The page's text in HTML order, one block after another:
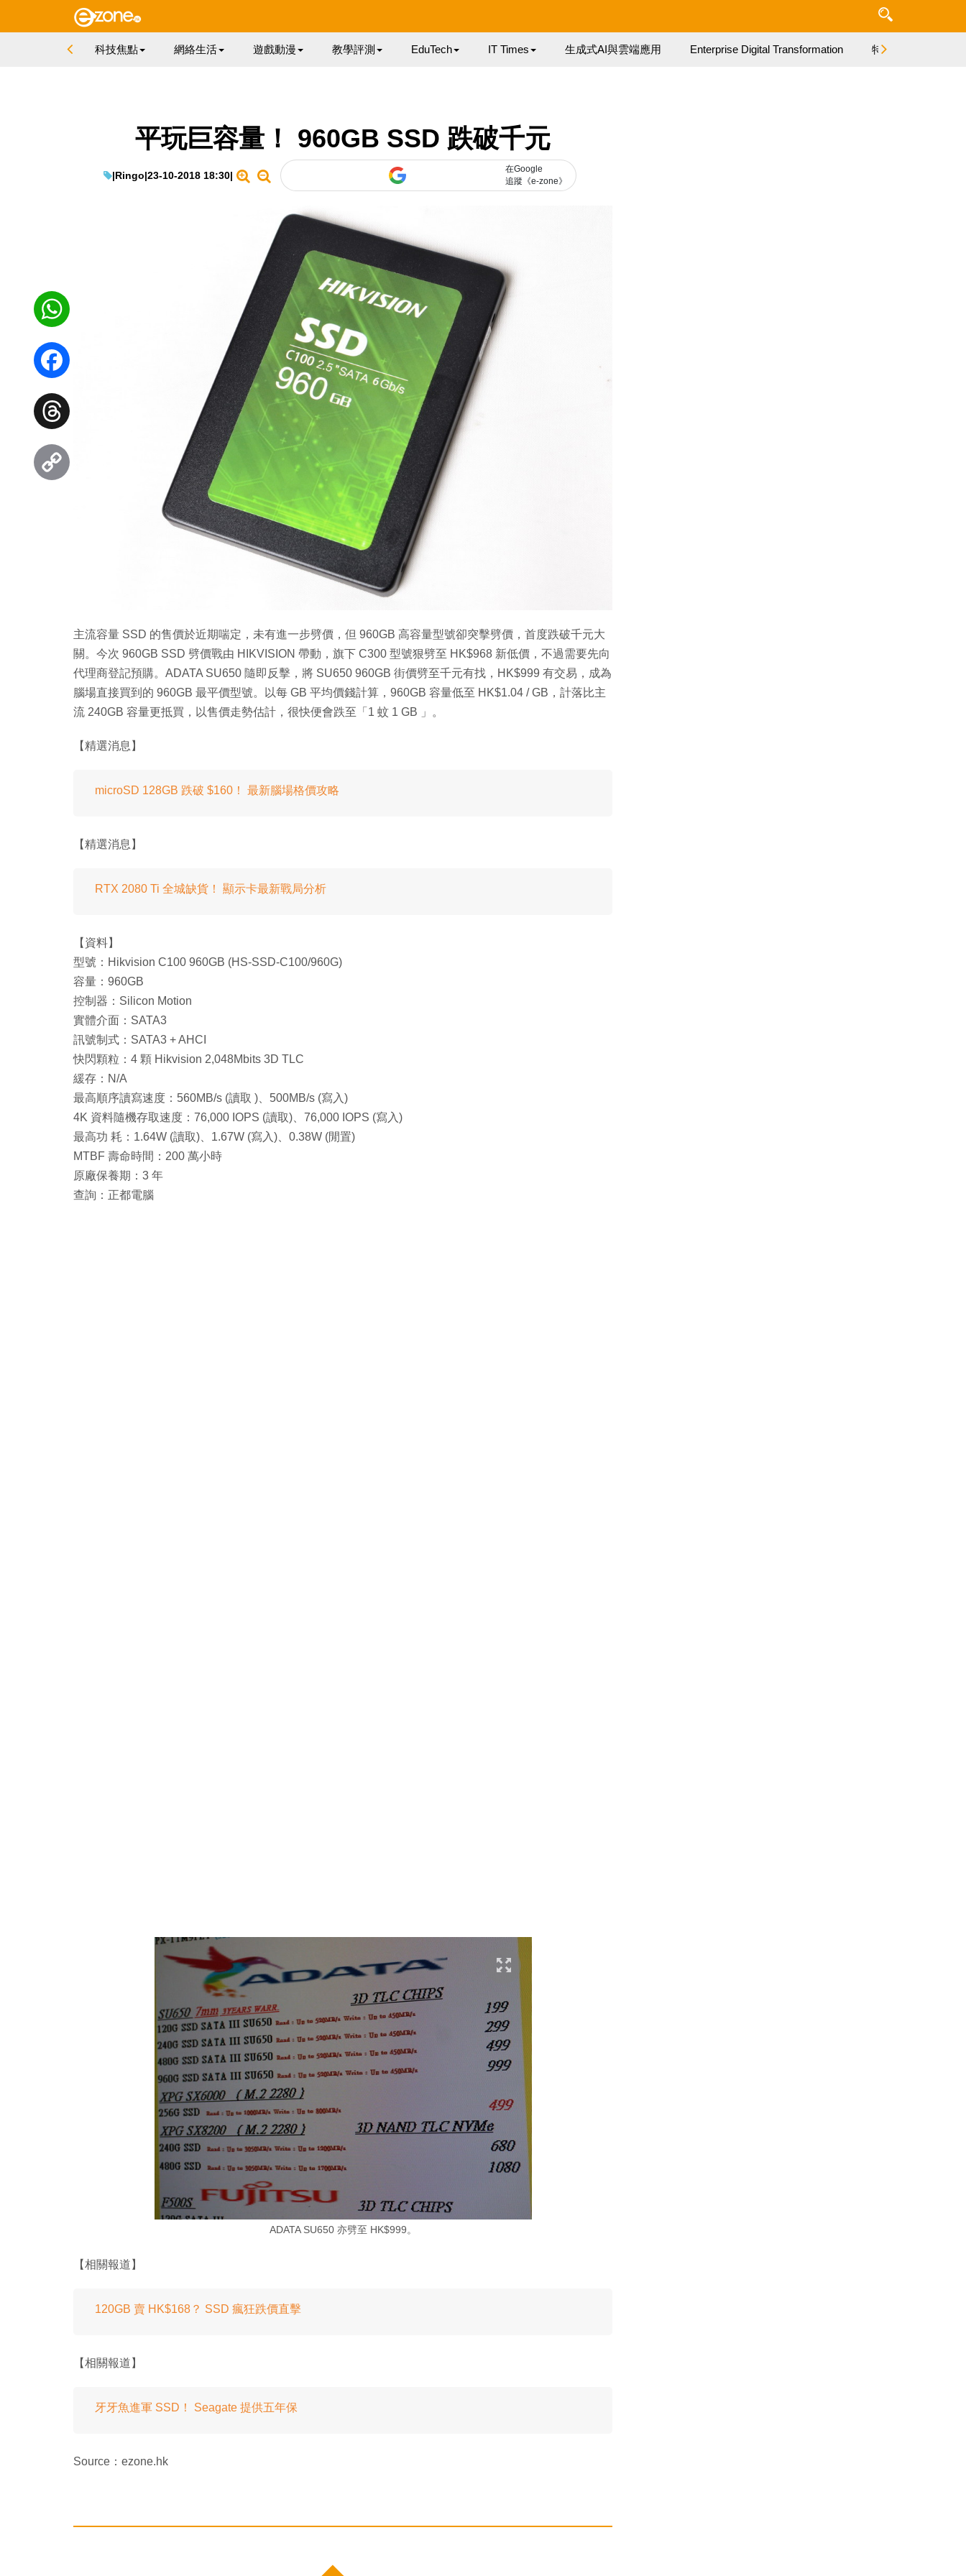
科技焦點 網絡生活 遊戲動漫 教學評測 EduTech IT Times 生成式AI與雲端應用 Enterprise Digital Transformation 特集
平玩巨容量！ 960GB SSD 跌破千元
|Ringo|23-10-2018 18:30|
在Google
追蹤《e-zone》
主流容量 SSD 的售價於近期喘定，未有進一步劈價，但 960GB 高容量型號卻突擊劈價，首度跌破千元大
關。今次 960GB SSD 劈價戰由 HIKVISION 帶動，旗下 C300 型號狠劈至 HK$968 新低價，不過需要先向
代理商登記預購。ADATA SU650 隨即反擊，將 SU650 960GB 街價劈至千元有找，HK$999 有交易，成為
腦場直接買到的 960GB 最平價型號。以每 GB 平均價錢計算，960GB 容量低至 HK$1.04 / GB，計落比主
流 240GB 容量更抵買，以售價走勢估計，很快便會跌至「1 蚊 1 GB 」。
【精選消息】
microSD 128GB 跌破 $160！ 最新腦場格價攻略
【精選消息】
RTX 2080 Ti 全城缺貨！ 顯示卡最新戰局分析
【資料】
型號：Hikvision C100 960GB (HS-SSD-C100/960G)
容量：960GB
控制器：Silicon Motion
實體介面：SATA3
訊號制式：SATA3 + AHCI
快閃顆粒：4 顆 Hikvision 2,048Mbits 3D TLC
緩存：N/A
最高順序讀寫速度：560MB/s (讀取 )、500MB/s (寫入)
4K 資料隨機存取速度：76,000 IOPS (讀取)、76,000 IOPS (寫入)
最高功 耗：1.64W (讀取)、1.67W (寫入)、0.38W (閒置)
MTBF 壽命時間：200 萬小時
原廠保養期：3 年
查詢：正都電腦
ADATA SU650 亦劈至 HK$999。
【相關報道】
120GB 賣 HK$168？ SSD 瘋狂跌價直擊
【相關報道】
牙牙魚進軍 SSD！ Seagate 提供五年保
Source：ezone.hk
WhatsApp
Facebook
Threads